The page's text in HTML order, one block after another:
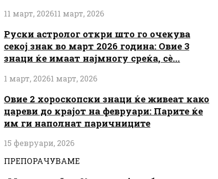
11 март, 202611 март, 2026
Руски астролог откри што го очекува
секој знак во март 2026 година: Овие 3
знаци ќе имаат најмногу среќа, сè...
1 март, 20261 март, 2026
Овие 2 хороскопски знаци ќе живеат како
цареви до крајот на февруари: Парите ќе
им ги наполнат паричниците
15 февруари, 2026
ПРЕПОРАЧУВАМЕ